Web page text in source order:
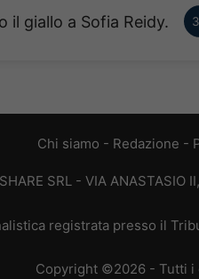
il giallo a Sofia Reidy.
Chi siamo - Redazione -
SRL - VIA
registrata presso il
Copyright ©2026 - Tutti